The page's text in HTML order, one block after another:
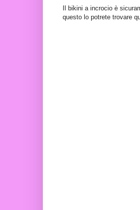
Il bikini a incrocio è
questo lo potrete trovare